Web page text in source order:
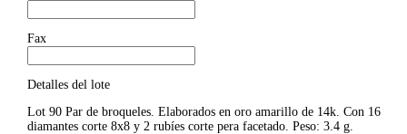
Fax
Detalles del lote
Lot 90 Par de broqueles. Elaborados en oro amarillo de 14k. Con 16
diamantes corte 8x8 y 2 rubíes corte pera facetado. Peso: 3.4 g.